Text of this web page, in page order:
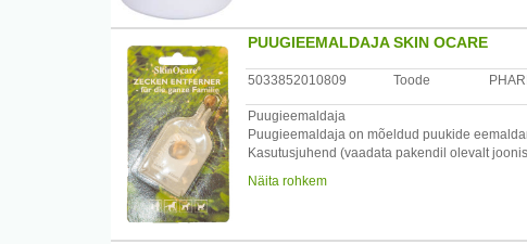
PUUGIEEMALDAJA SKIN OCARE
5033852010809 Toode
Puugieemaldaja
Puugieemaldaja on mõeldud puukide
Kasutusjuhend (vaadata pakendil olevalt
Näita rohkem